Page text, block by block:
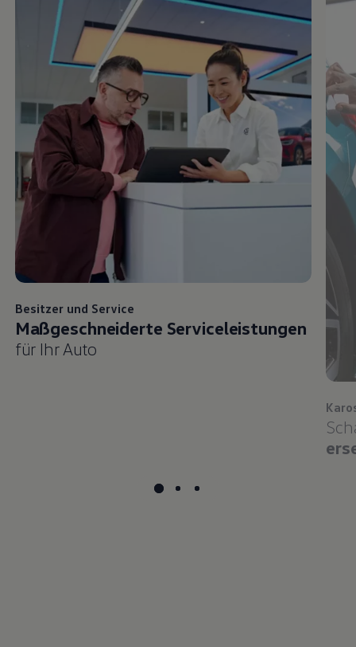
Besitzer und Service
Maßgeschneiderte Serviceleistungen
für Ihr Auto